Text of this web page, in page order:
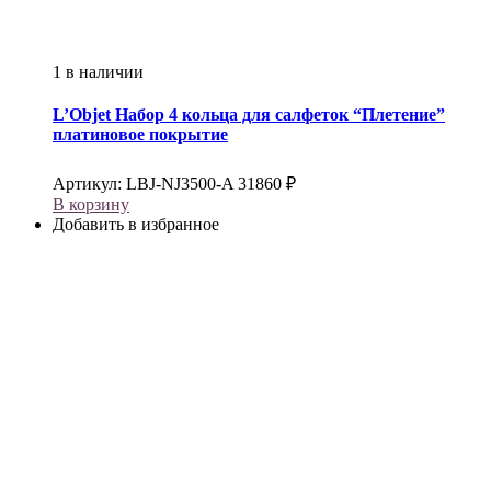
1 в наличии
L’Objet Набор 4 кольца для салфеток “Плетение”
платиновое покрытие
Артикул: LBJ-NJ3500-A 31860 ₽
В корзину
Добавить в избранное